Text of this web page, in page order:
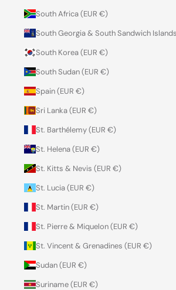
South Africa (EUR €)
South Georgia & South Sandwich
South Korea (EUR €)
South Sudan (EUR €)
Spain (EUR €)
Sri Lanka (EUR €)
St. Barthélemy (EUR €)
St. Helena (EUR €)
St. Kitts & Nevis (EUR €)
St. Lucia (EUR €)
St. Martin (EUR €)
St. Pierre & Miquelon (EUR €)
St. Vincent & Grenadines (EUR €)
Sudan (EUR €)
Suriname (EUR €)